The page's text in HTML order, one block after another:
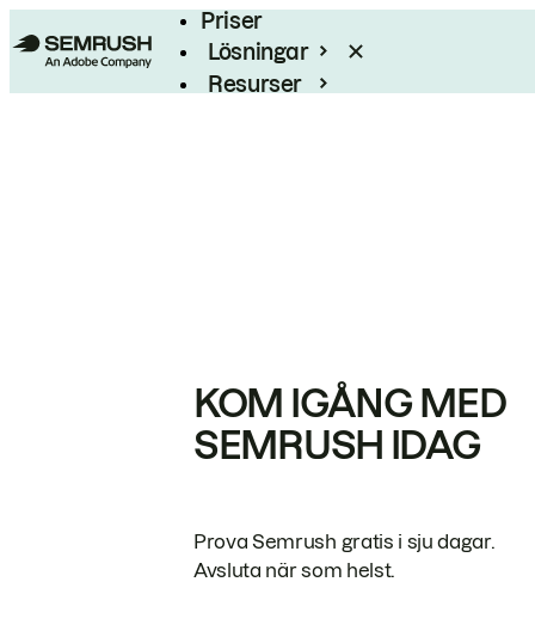
Priser
Lösningar
Resurser
KOM IGÅNG MED
SEMRUSH IDAG
Prova Semrush gratis i sju dagar.
Avsluta när som helst.